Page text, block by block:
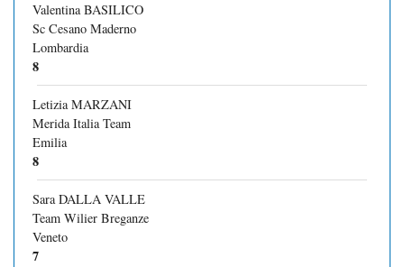
Valentina BASILICO
Sc Cesano Maderno
Lombardia
8
Letizia MARZANI
Merida Italia Team
Emilia
8
Sara DALLA VALLE
Team Wilier Breganze
Veneto
7